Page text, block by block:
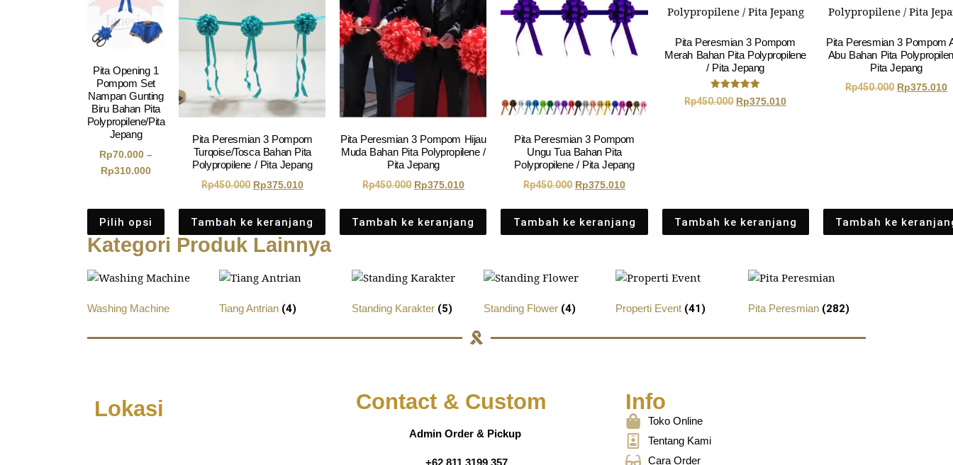
Pita Opening 1
Pompom Set
Nampan Gunting
Biru Bahan Pita
Polypropilene/Pita
Jepang
Rp70.000 –
Rp310.000
Pilih opsi
Pita Peresmian 3 Pompom
Turqoise/Tosca Bahan Pita
Polypropilene / Pita Jepang
Rp450.000 Rp375.010
Tambah ke keranjang
Pita Peresmian 3 Pompom Hijau
Muda Bahan Pita Polypropilene /
Pita Jepang
Rp450.000 Rp375.010
Tambah ke keranjang
Pita Peresmian 3 Pompom
Ungu Tua Bahan Pita
Polypropilene / Pita Jepang
Rp450.000 Rp375.010
Tambah ke keranjang
Pita Peresmian 3 Pompom
Merah Bahan Pita Polypropilene
/ Pita Jepang
Dinilai
5.00
Rp450.000 Rp375.010
Tambah ke keranjang
Pita Peresmian 3 Pompom
Abu Bahan Pita
Pita Jepang
Rp450.000 Rp375.010
Tambah ke
Kategori Produk Lainnya
Washing Machine Tiang Antrian (4) Standing Karakter (5) Standing Flower (4) Properti Event (41) Pita Peresmian (282)
Lokasi Contact & Custom
Admin Order & Pickup
+62 811 3199 357
Info
Toko Online
Tentang Kami
Cara Order